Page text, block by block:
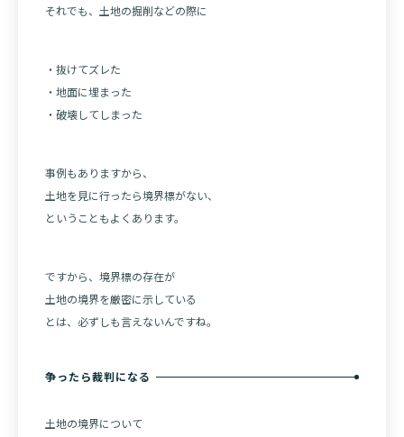
それでも、土地の掘削などの際に
・抜けてズレた
・地面に埋まった
・破壊してしまった
事例もありますから、
土地を見に行ったら境界標がない、
ということもよくあります。
ですから、境界標の存在が
土地の境界を厳密に示している
とは、必ずしも言えないんですね。
争ったら裁判になる
土地の境界について